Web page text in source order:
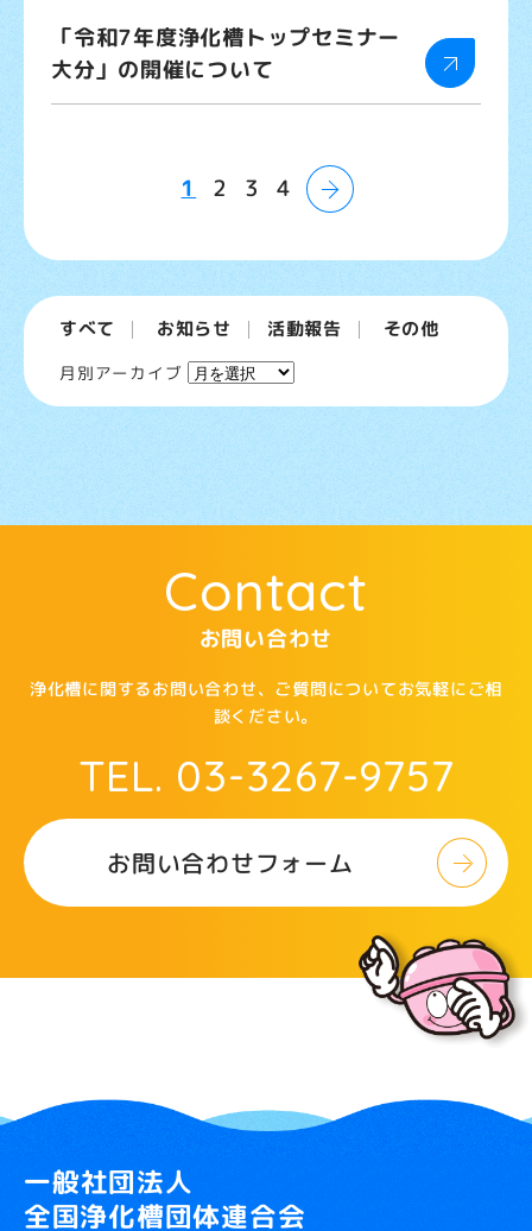
「令和7年度浄化槽トップセミナー
大分」の開催について
1 2 3 4
すべて お知らせ 活動報告 その他
月別アーカイブ ア
ー
カ
イ
Contact
お問い合わせ
浄化槽に関するお問い合わせ、ご質問についてお気軽にご相
談ください。
TEL. 03-3267-9757
お問い合わせフォーム
一般社団法人
全国浄化槽団体連合会